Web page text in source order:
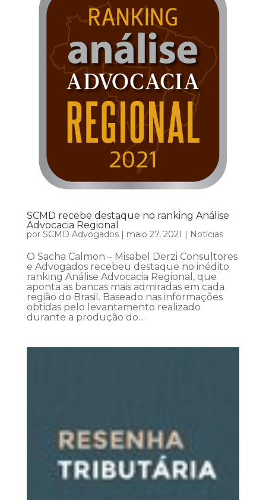
SCMD recebe destaque no ranking Análise
Advocacia Regional
por SCMD Advogados| maio 27, 2021 | Notícias
O Sacha Calmon – Misabel Derzi Consultores
e Advogados recebeu destaque no inédito
ranking Análise Advocacia Regional, que
aponta as bancas mais admiradas em cada
região do Brasil. Baseado nas informações
obtidas pelo levantamento realizado
durante a produção do...